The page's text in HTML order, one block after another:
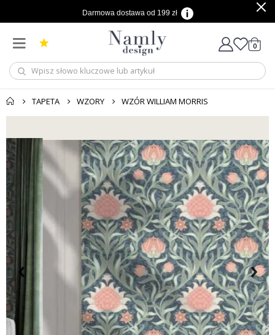
Darmowa dostawa od 199 zł
Cart
0
TAPETA WZORY WZÓR WILLIAM MORRIS
‹ ›